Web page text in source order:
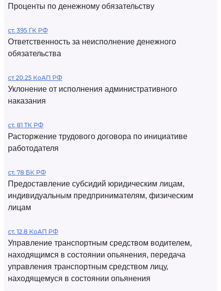
Проценты по денежному обязательству
ст. 395 ГК РФ
Ответственность за неисполнение денежного
обязательства
ст 20.25 КоАП РФ
Уклонение от исполнения административного
наказания
ст. 81 ТК РФ
Расторжение трудового договора по инициативе
работодателя
ст. 78 БК РФ
Предоставление субсидий юридическим лицам,
индивидуальным предпринимателям, физическим
лицам
ст. 12.8 КоАП РФ
Управление транспортным средством водителем,
находящимся в состоянии опьянения, передача
управления транспортным средством лицу,
находящемуся в состоянии опьянения